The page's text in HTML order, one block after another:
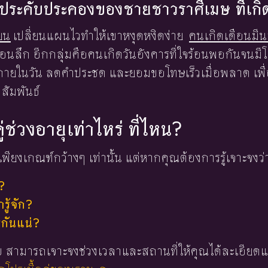
ะคับประคองของชายชาวราศีเมษ ที่เ
เปลี่ยนแผนไวทำให้เขาหงุดหงิดง่าย คนเกิดเดือนมี
นลึก อีกกลุ่มคือคนเกิดวันอังคารที่ใจร้อนพอกันจนมีโ
ยในวัน ลดคำประชด และยอมขอโทษเร็วเมื่อพลาด เ
สัมพันธ์
วงอายุเท่าไหร่ ที่ไหน?
ยงเกณฑ์กว้างๆ เท่านั้น แต่หากคุณต้องการรู้เจาะจงว่
รู้จัก?
กันแน่?
ามารถเจาะจงช่วงเวลาและสถานที่ให้คุณได้ละเอีย